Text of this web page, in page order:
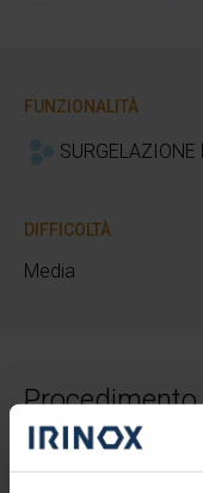
FUNZIONALITÀ
SURGELAZIONE
DIFFICOLTÀ
Media
Procedimento
Con l’aiuto di un